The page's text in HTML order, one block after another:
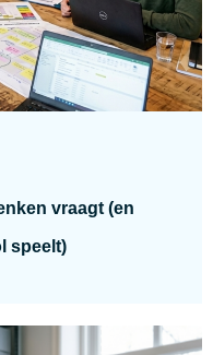
vraagt (en
speelt)